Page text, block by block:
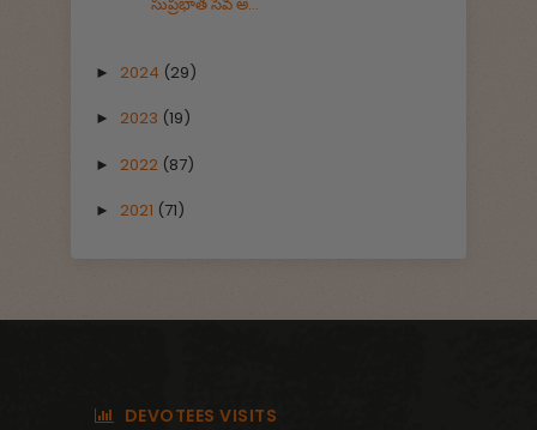
సుప్రభాత సేవ అ...
► 2024 (29)
► 2023 (19)
► 2022 (87)
► 2021 (71)
DEVOTEES VISITS